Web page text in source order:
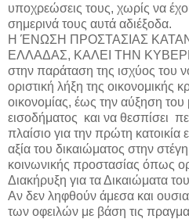
υποχρεώσεις τους, χωρίς να
σημερινά τους αυτά αδιέξοδα.
Η ΈΝΩΣΗ ΠΡΟΣΤΑΣΙΑΣ
ΕΛΛΑΔΑΣ, ΚΑΛΕΙ ΤΗΝ
στην παράταση της ισχύος του
οριστική λήξη της οικονομικής
οικονομίας, έως την αύξηση του
εισοδήματος και να θεσπίσει
πλαίσιο για την πρώτη
αξία του δικαιώματος στην
κοινωνικής προστασίας όπως
Διακήρυξη για τα Δικαιώματα
Αν δεν ληφθούν άμεσα και
των οφειλών με βάση τις